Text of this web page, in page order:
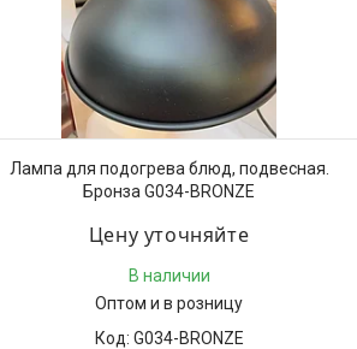
Лампа для подогрева блюд, подвесная.
Бронза G034-BRONZE
Цену уточняйте
В наличии
Оптом и в розницу
G034-BRONZE